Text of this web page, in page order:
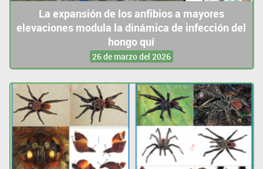
La expansión de los anfibios a mayores
elevaciones modula la dinámica de infección del
hongo quí
26 de marzo del 2026